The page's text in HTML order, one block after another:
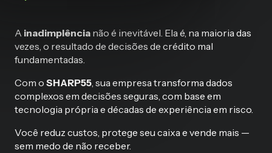
A inadimplência não é inevitável. Ela é, na maioria das
vezes, o resultado de decisões de crédito mal
fundamentadas.
Com o SHARP55, sua empresa transforma dados
complexos em decisões seguras, com base em
tecnologia própria e décadas de experiência em risco.
Você reduz custos, protege seu caixa e vende mais —
sem medo de não receber.